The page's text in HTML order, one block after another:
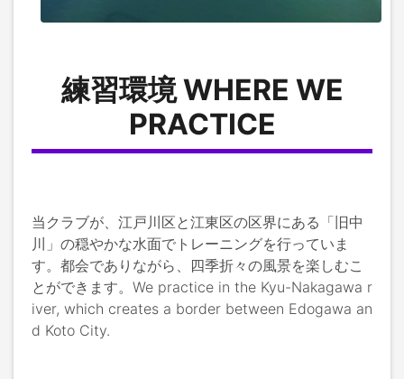
練習環境 WHERE WE
PRACTICE
当クラブが、江戸川区と江東区の区界にある「旧中
川」の穏やかな水面でトレーニングを行っていま
す。都会でありながら、四季折々の風景を楽しむこ
とができます。We practice in the Kyu-Nakagawa r
iver, which creates a border between Edogawa an
d Koto City.